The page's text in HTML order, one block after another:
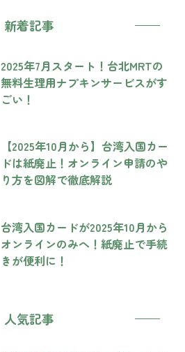
新着記事
2025年7月スタート！台北MRTの
無料生理用ナプキンサービスがす
ごい！
【2025年10月から】台湾入国カー
ドは紙廃止！オンライン申請のや
り方を図解で徹底解説
台湾入国カードが2025年10月から
オンラインのみへ！紙廃止で手続
きが便利に！
人気記事